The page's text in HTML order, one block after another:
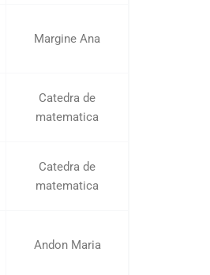
Margine Ana
Catedra de
matematica
Catedra de
matematica
Andon Maria